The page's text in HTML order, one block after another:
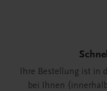
Ihre Bestellung ist in
bei Ihnen